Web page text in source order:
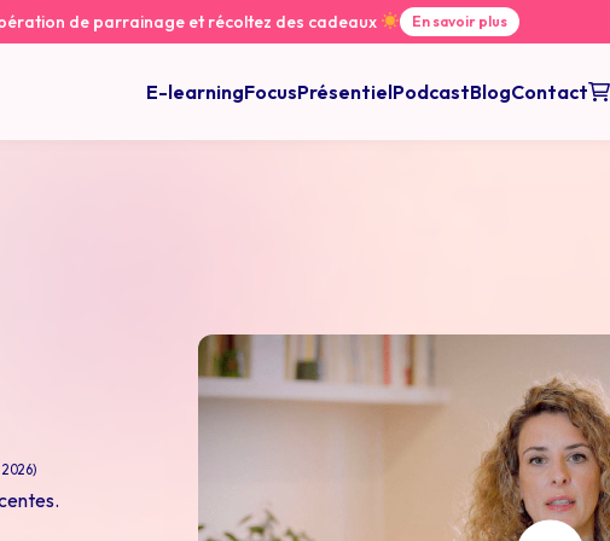
de parrainage et récoltez des cadeaux En savoir plus
E-learningFocusPrésentielPodcastBlogContact